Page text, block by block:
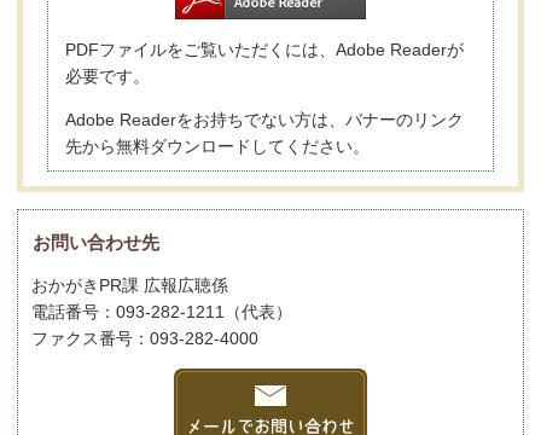
PDFファイルをご覧いただくには、Adobe Readerが
必要です。
Adobe Readerをお持ちでない方は、バナーのリンク
先から無料ダウンロードしてください。
お問い合わせ先
おかがきPR課 広報広聴係
電話番号：093-282-1211（代表）
ファクス番号：093-282-4000